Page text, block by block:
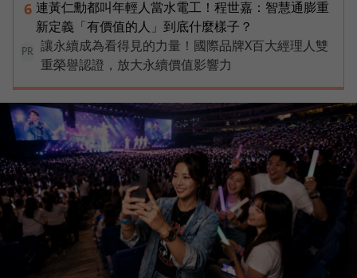
6 連黃仁勳都叫年輕人當水電工！程世嘉：智慧通膨重
新定義「有價值的人」到底什麼樣子？
PR
讓永續成為看得見的力量！國際品牌X百大經理人雙
重榮譽認證，放大永續價值影響力